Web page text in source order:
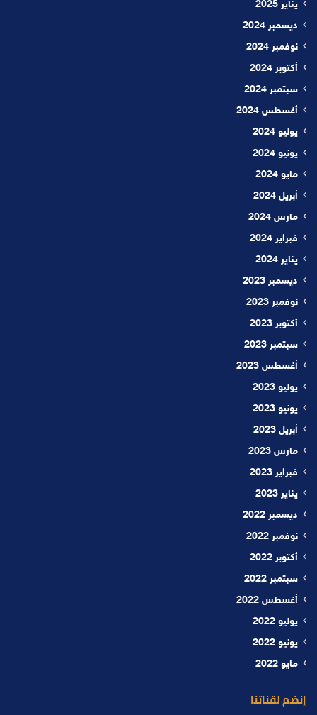
يناير 2025
ديسمبر 2024
نوفمبر 2024
أكتوبر 2024
سبتمبر 2024
أغسطس 2024
يوليو 2024
يونيو 2024
مايو 2024
أبريل 2024
مارس 2024
فبراير 2024
يناير 2024
ديسمبر 2023
نوفمبر 2023
أكتوبر 2023
سبتمبر 2023
أغسطس 2023
يوليو 2023
يونيو 2023
أبريل 2023
مارس 2023
فبراير 2023
يناير 2023
ديسمبر 2022
نوفمبر 2022
أكتوبر 2022
سبتمبر 2022
أغسطس 2022
يوليو 2022
يونيو 2022
مايو 2022
إنضم لقناتنا